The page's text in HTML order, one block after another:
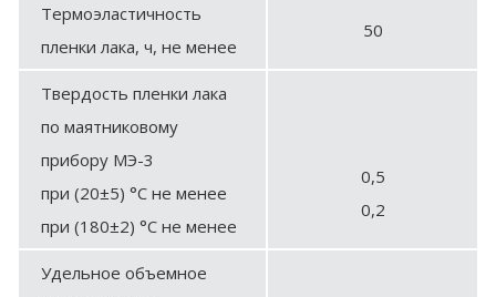
Термоэластичность
пленки лака, ч, не менее
50
Твердость пленки лака
по маятниковому
прибору МЭ-3
при (20±5) °C нe менее
при (180±2) °С не менее
0,5
0,2
Удельное объемное